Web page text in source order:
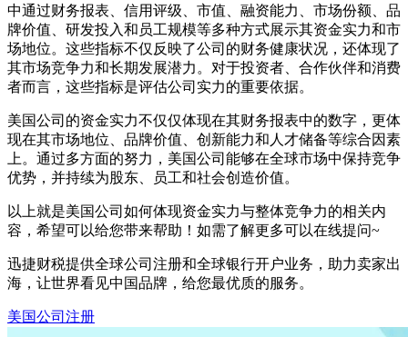
中通过财务报表、信用评级、市值、融资能力、市场份额、品
牌价值、研发投入和员工规模等多种方式展示其资金实力和市
场地位。这些指标不仅反映了公司的财务健康状况，还体现了
其市场竞争力和长期发展潜力。对于投资者、合作伙伴和消费
者而言，这些指标是评估公司实力的重要依据。
美国公司的资金实力不仅仅体现在其财务报表中的数字，更体
现在其市场地位、品牌价值、创新能力和人才储备等综合因素
上。通过多方面的努力，美国公司能够在全球市场中保持竞争
优势，并持续为股东、员工和社会创造价值。
以上就是美国公司如何体现资金实力与整体竞争力的相关内
容，希望可以给您带来帮助！如需了解更多可以在线提问~
迅捷财税提供全球公司注册和全球银行开户业务，助力卖家出
海，让世界看见中国品牌，给您最优质的服务。
美国公司注册